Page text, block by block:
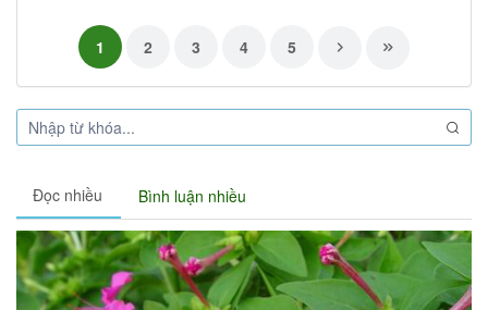
1 2 3 4 5
Đọc nhiều Bình luận nhiều